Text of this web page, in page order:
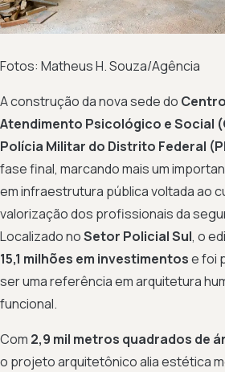
Fotos: Matheus H. Souza/Agência
A construção da nova sede do
Atendimento Psicológico e Social
Polícia Militar do Distrito Federal
fase final, marcando mais um
em infraestrutura pública voltada ao
valorização dos profissionais da
Localizado noSetor Policial Sul, o
15,1 milhões em investimentose foi
ser uma referência em arquitetura
funcional.
Com 2,9 mil metros quadrados de
o projeto arquitetônico alia estética